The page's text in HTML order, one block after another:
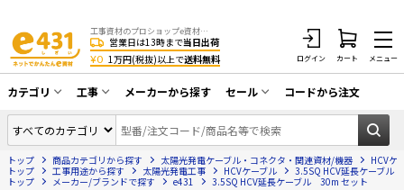
工事資材のプロショップe資材 CATV・アンテナ・防犯・光・LAN・電気・空調工事など
営業日は13時まで当日出荷
¥0 1万円(税抜)以上で送料無料 ログイン カート メニュー
カテゴリ
同軸ケーブル／テレビ用接栓／関連工具
アンテナ・取付金具・ブースター／CATV
部材類
工事
CATV・アンテナ工事
光工事・FTTH工事
メーカーから探す セール
在庫一掃セール
コードから注文
トップ 商品カテゴリから探す 太陽光発電ケーブル・コネクタ・関連資材/機器
HCVケ
トップ
工事用途から探す 太陽光発電工事 HCVケーブル
3.5SQ HCV延長ケーブル
トップ
メーカー/ブランドで探す e431 3.5SQ HCV延長ケーブル 30m セット